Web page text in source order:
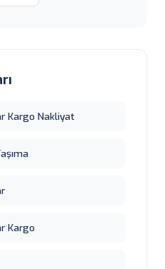
Kargo Nakliyat
Kargo